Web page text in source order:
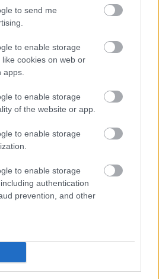
to send me
to enable storage
cookies on web or
to enable storage
of the website or app.
to enable storage
to enable storage
authentication
prevention, and other
|| Η Ευρώπη στο enikos
του ιδιωτικού τομέα